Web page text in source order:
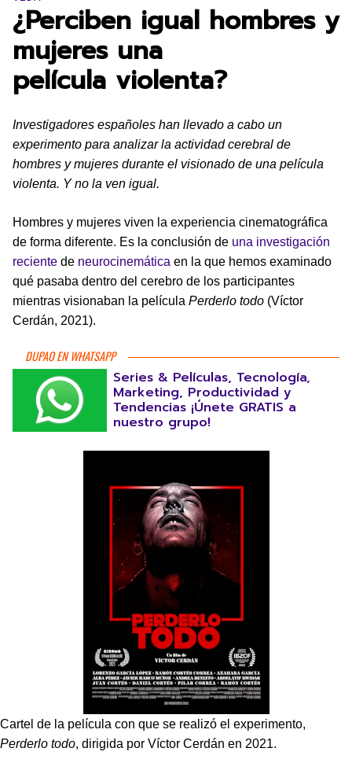
¿Perciben igual hombres y
mujeres una
película violenta?
Investigadores españoles han llevado a cabo un
experimento para analizar la actividad cerebral de
hombres y mujeres durante el visionado de una película
violenta. Y no la ven igual.
Hombres y mujeres viven la experiencia cinematográfica
de forma diferente. Es la conclusión de una investigación
reciente de neurocinemática en la que hemos examinado
qué pasaba dentro del cerebro de los participantes
mientras visionaban la película Perderlo todo (Víctor
Cerdán, 2021).
DUPAO EN WHATSAPP
Series & Películas, Tecnología,
Marketing, Productividad y
Tendencias ¡Únete GRATIS a
nuestro grupo!
Cartel de la película con que se realizó el experimento,
Perderlo todo, dirigida por Víctor Cerdán en 2021.